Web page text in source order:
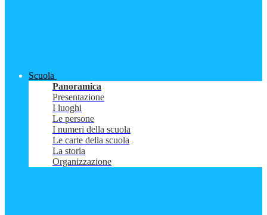
Scuola
Panoramica
Presentazione
I luoghi
Le persone
I numeri della scuola
Le carte della scuola
La storia
Organizzazione